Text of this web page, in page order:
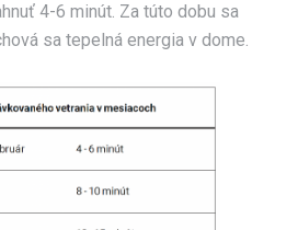
4-6 minút. Za túto dobu sa
sa tepelná energia v dome.